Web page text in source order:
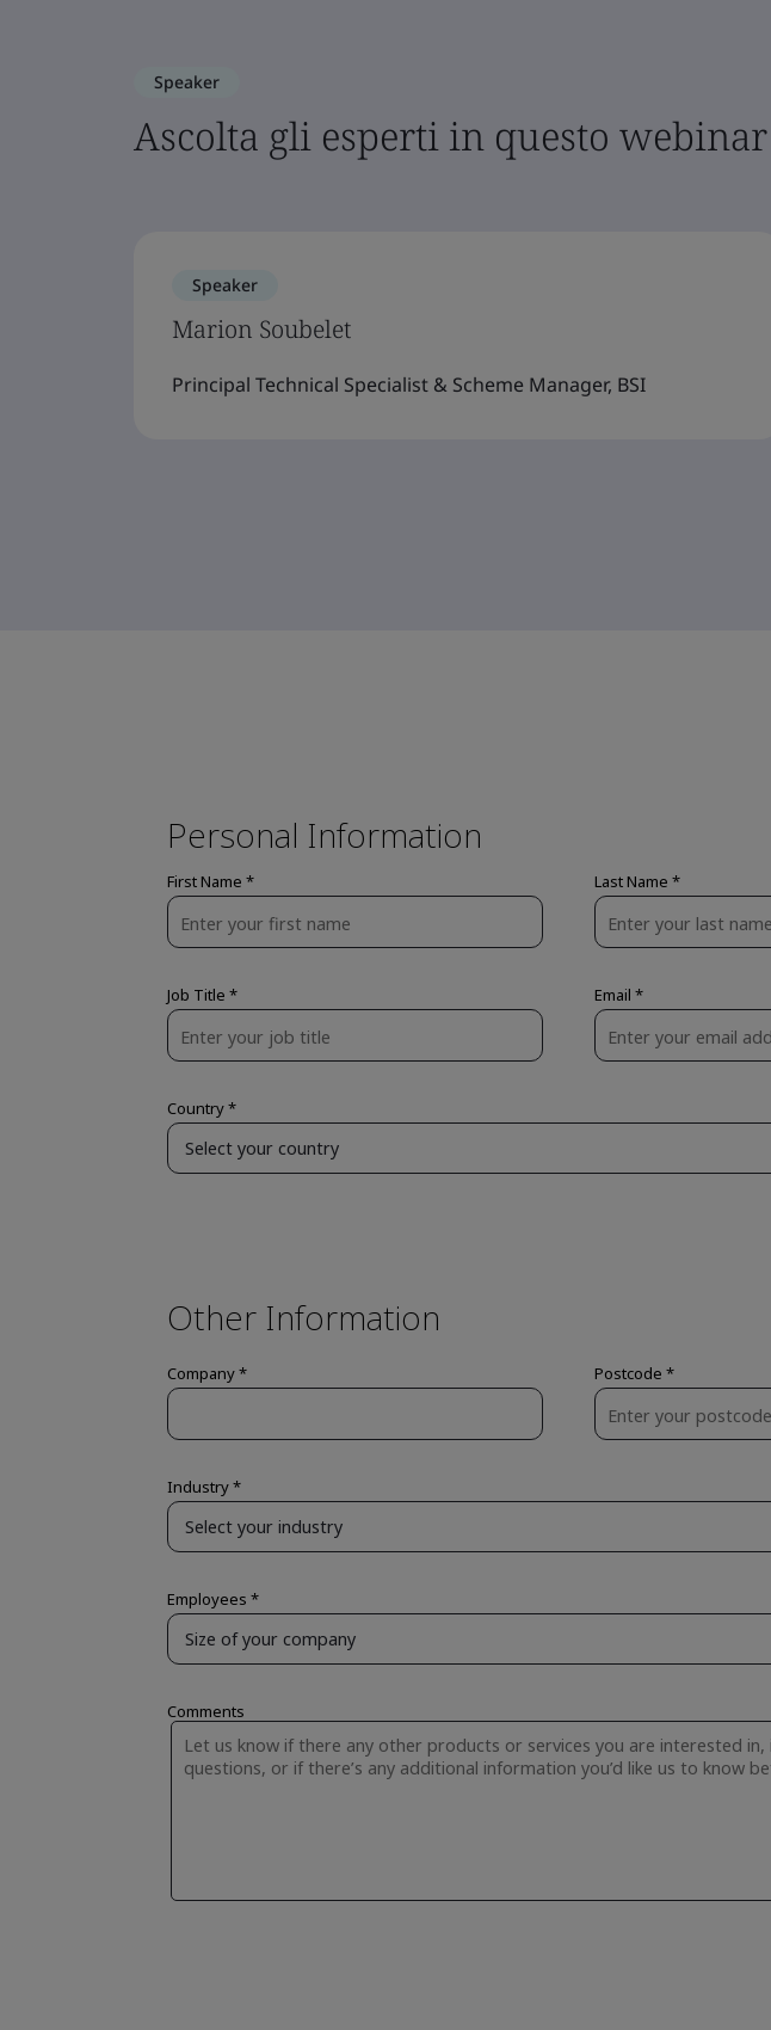
Speaker
Ascolta gli esperti in questo webinar
Speaker
Marion Soubelet
Principal Technical Specialist & Scheme Manager, BSI